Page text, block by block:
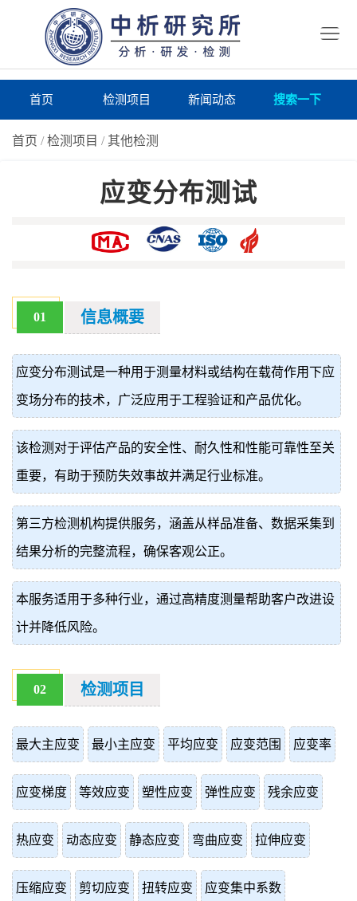
首页 检测项目 新闻动态 搜索一下
首页 /检测项目 /其他检测
应变分布测试
01 信息概要
应变分布测试是一种用于测量材料或结构在载荷作用下应
变场分布的技术，广泛应用于工程验证和产品优化。
该检测对于评估产品的安全性、耐久性和性能可靠性至关
重要，有助于预防失效事故并满足行业标准。
第三方检测机构提供服务，涵盖从样品准备、数据采集到
结果分析的完整流程，确保客观公正。
本服务适用于多种行业，通过高精度测量帮助客户改进设
计并降低风险。
02 检测项目
最大主应变 最小主应变 平均应变 应变范围 应变率
应变梯度 等效应变 塑性应变 弹性应变 残余应变
热应变 动态应变 静态应变 弯曲应变 拉伸应变
压缩应变 剪切应变 扭转应变 应变集中系数
价
真
伪
查
询